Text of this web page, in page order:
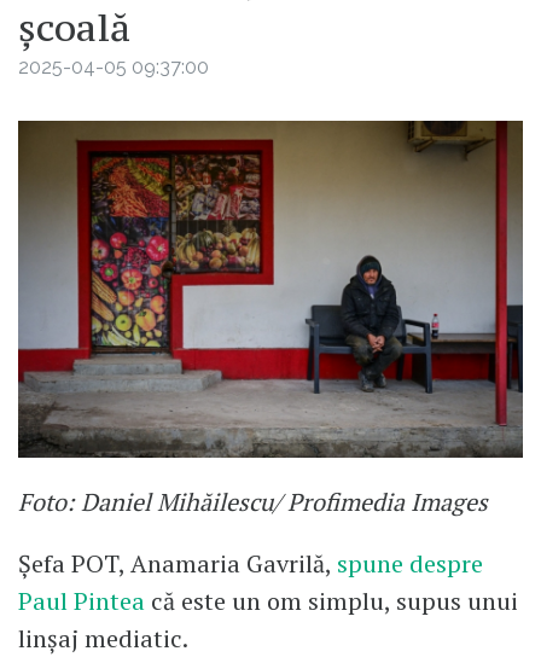
școală
2025-04-05 09:37:00
Foto: Daniel Mihăilescu/ Profimedia Images
Șefa POT, Anamaria Gavrilă, spune despre
Paul Pintea că este un om simplu, supus unui
linșaj mediatic.